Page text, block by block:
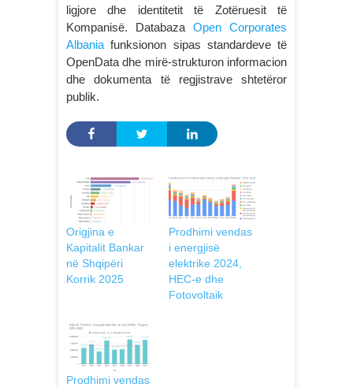
ligjore dhe identitetit të Zotëruesit të
Kompanisë. Databaza Open Corporates
Albaniafunksionon sipas standardeve të
OpenData dhe mirë-strukturon informacion
dhe dokumenta të regjistrave shtetëror
publik.
Origjina e
Kapitalit Bankar
në Shqipëri
Korrik 2025
Prodhimi vendas
i energjisë
elektrike 2024,
HEC-e dhe
Fotovoltaik
Prodhimi vendas